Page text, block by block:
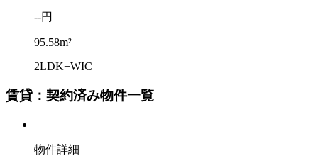
--円
95.58m²
2LDK+WIC
賃貸：契約済み物件一覧
物件詳細